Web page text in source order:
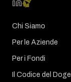
Chi Siamo
Per le Aziende
Per i Fondi
Il Codice del Doge